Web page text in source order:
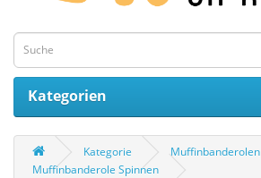
Kategorien
Kategorie
Muffinbanderolen
Muffinbanderole Spinnen